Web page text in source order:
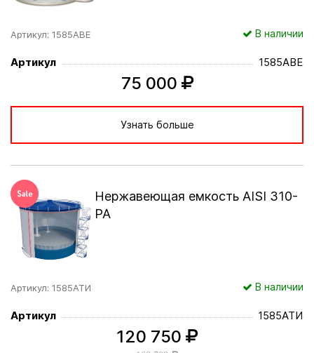
Артикул: 1585АВЕ В наличии
Артикул 1585АВЕ
75 000
Узнать больше
Нержавеющая емкость AISI 310-
РА
Артикул: 1585АТИ В наличии
Артикул 1585АТИ
120 750